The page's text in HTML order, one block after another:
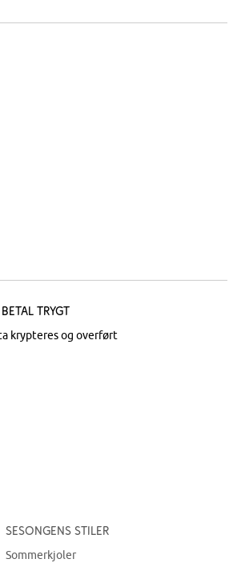
Betal trygt
krypteres og overført
Sesongens stiler
Sommerkjoler